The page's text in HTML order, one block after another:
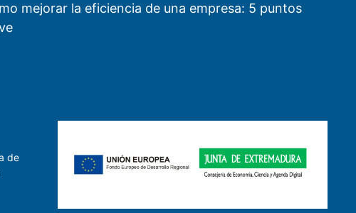
mejorar la eficiencia de una empresa: 5 puntos
de